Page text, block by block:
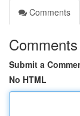
Comments
Comments
Submit a
No HTML